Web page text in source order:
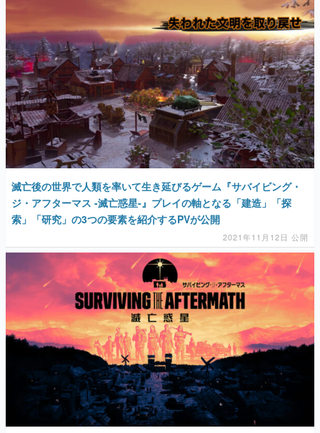
滅亡後の世界で人類を率いて生き延びるゲーム『サバイビング・
ジ・アフターマス -滅亡惑星-』プレイの軸となる「建造」「探
索」「研究」の3つの要素を紹介するPVが公開
2021年11月12日 公開